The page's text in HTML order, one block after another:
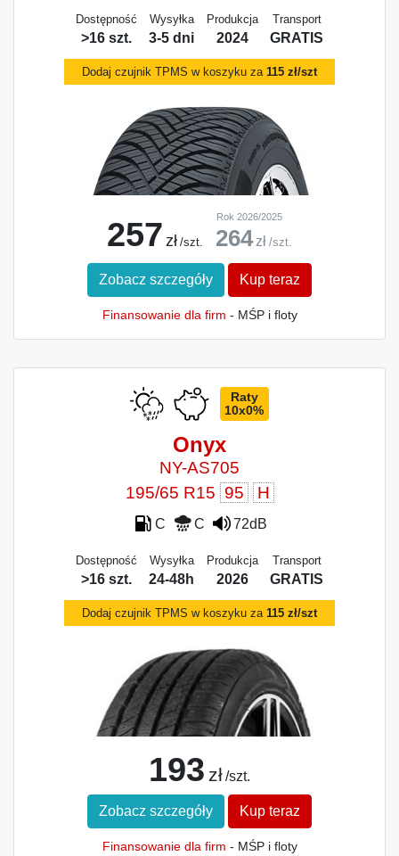
Dostępność
>16 szt.
Wysyłka
3-5 dni
Produkcja
2024
Transport
GRATIS
Dodaj czujnik TPMS w koszyku za 115 zł/szt
257 zł /szt.
Rok 2026/2025
264 zł /szt.
Zobacz szczegóły Kup teraz
Finansowanie dla firm - MŚP i floty
Raty
10x0%
Onyx
NY-AS705
195/65 R15 95 H
C C 72dB
Dostępność
>16 szt.
Wysyłka
24-48h
Produkcja
2026
Transport
GRATIS
Dodaj czujnik TPMS w koszyku za 115 zł/szt
193 zł /szt.
Zobacz szczegóły Kup teraz
Finansowanie dla firm - MŚP i floty